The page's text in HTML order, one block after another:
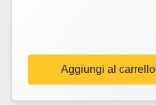
Aggiungi al carrello